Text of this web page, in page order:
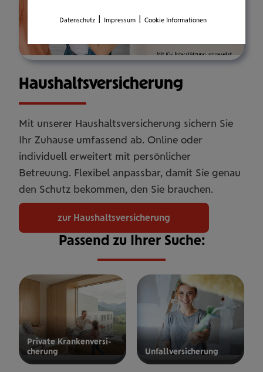
Haus­halts­ver­si­che­rung
Mit unserer Haushaltsversicherung sichern Sie
Ihr Zuhause umfassend ab. Online oder
individuell erweitert mit persönlicher
Betreuung. Flexibel anpassbar, damit Sie genau
den Schutz bekommen, den Sie brauchen.
zur Haushaltsversicherung
Passend zu Ihrer Suche:
Private Kran­ken­­­ver­si­
che­rung
privaten
Unfall­ver­si­che­rung
Datenschutz Impressum Cookie Informationen